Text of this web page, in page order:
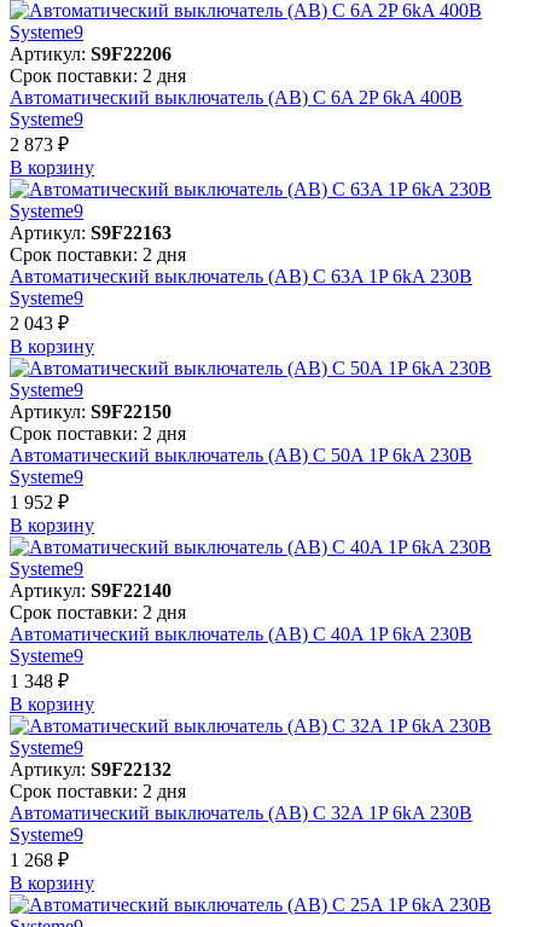
Артикул: S9F22206
Срок поставки: 2 дня
Автоматический выключатель (АВ) C 6A 2P 6kA 400В
Systeme9
2 873 ₽
В корзинy
Артикул: S9F22163
Срок поставки: 2 дня
Автоматический выключатель (АВ) C 63A 1P 6kA 230В
Systeme9
2 043 ₽
В корзинy
Артикул: S9F22150
Срок поставки: 2 дня
Автоматический выключатель (АВ) C 50A 1P 6kA 230В
Systeme9
1 952 ₽
В корзинy
Артикул: S9F22140
Срок поставки: 2 дня
Автоматический выключатель (АВ) C 40A 1P 6kA 230В
Systeme9
1 348 ₽
В корзинy
Артикул: S9F22132
Срок поставки: 2 дня
Автоматический выключатель (АВ) C 32A 1P 6kA 230В
Systeme9
1 268 ₽
В корзинy